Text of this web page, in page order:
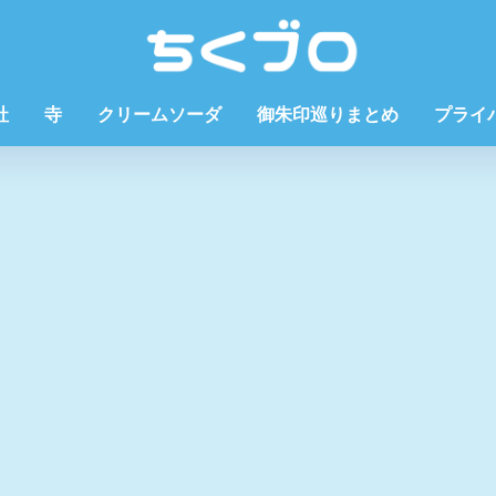
寺 クリームソーダ 御朱印巡りまとめ プライ